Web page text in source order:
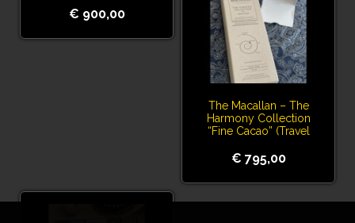
€ 900,00
The Macallan – The
Harmony Collection
“Fine Cacao” (Travel
€ 795,00